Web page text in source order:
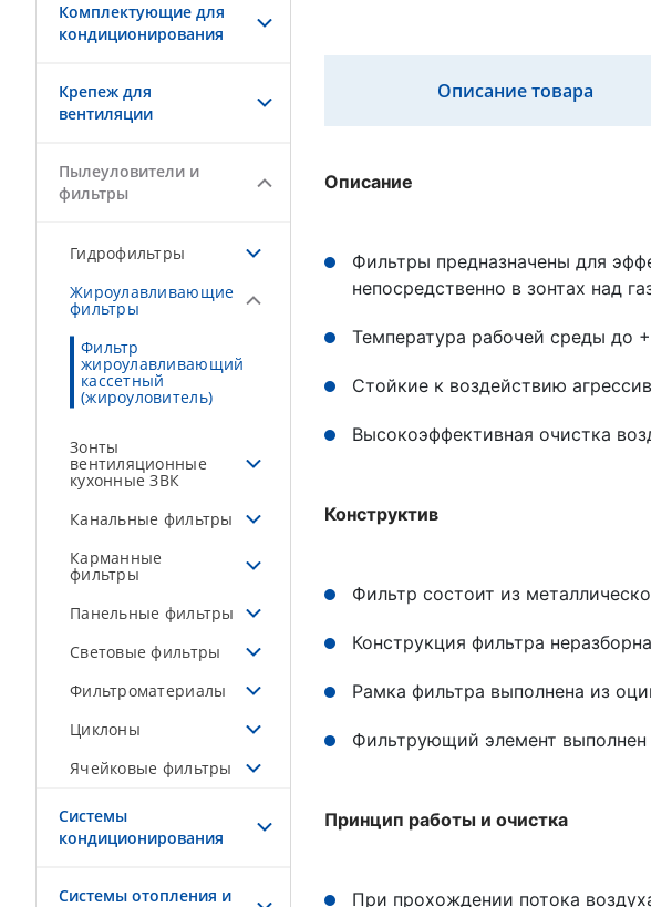
Комплектующие для
кондиционирования
Крепеж для
вентиляции
Пылеуловители и
фильтры
Гидрофильтры
Жироулавливающие
фильтры
Фильтр
жироулавливающий
кассетный
(жироуловитель)
Зонты
вентиляционные
кухонные ЗВК
Канальные фильтры
Карманные
фильтры
Панельные фильтры
Световые фильтры
Фильтроматериалы
Циклоны
Ячейковые фильтры
Системы
кондиционирования
Системы отопления и
Описание товара
Описание
Фильтры предназначены для
непосредственно в зонтах над
Температура рабочей среды до
Стойкие к воздействию
Высокоэффективная очистка
Конструктив
Фильтр состоит из
Конструкция фильтра
Рамка фильтра выполнена из
Фильтрующий элемент выполнен
Принцип работы и очистка
При прохождении потока